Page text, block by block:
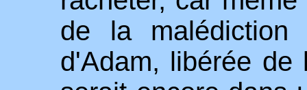
de la malédiction
d'Adam, libérée